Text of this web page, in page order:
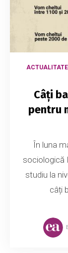
ACTUALITATE
Câți
pentru
În luna
sociologică
studiu la
câți